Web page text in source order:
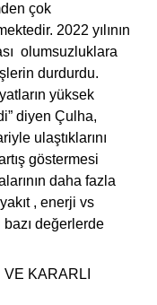
çok
2022 yılının
olumsuzluklara
durdurdu.
yüksek
diyen Çulha,
ulaştıklarını
göstermesi
daha fazla
, enerji vs
bazı değerlerde
KARARLI